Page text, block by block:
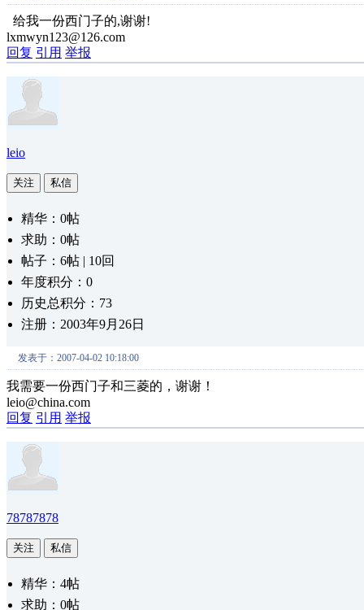
给我一份西门子的,谢谢!
lxmwyn123@126.com
回复 引用 举报
leio
关注 私信
精华：0帖
求助：0帖
帖子：6帖 | 10回
年度积分：0
历史总积分：73
注册：2003年9月26日
发表于：2007-04-02 10:18:00
我需要一份西门子和三菱的，谢谢！
leio@china.com
回复 引用 举报
78787878
关注 私信
精华：4帖
求助：0帖